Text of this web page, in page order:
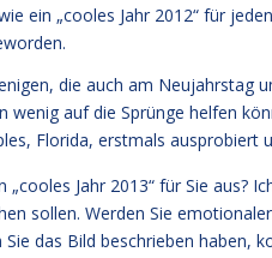
ein „cooles Jahr 2012“ für
die auch am Neujahrstag
wenig auf die Sprünge helfen
Florida, erstmals ausprobiert
„cooles Jahr 2013“ für Sie aus?
sollen. Werden Sie
das Bild beschrieben haben,